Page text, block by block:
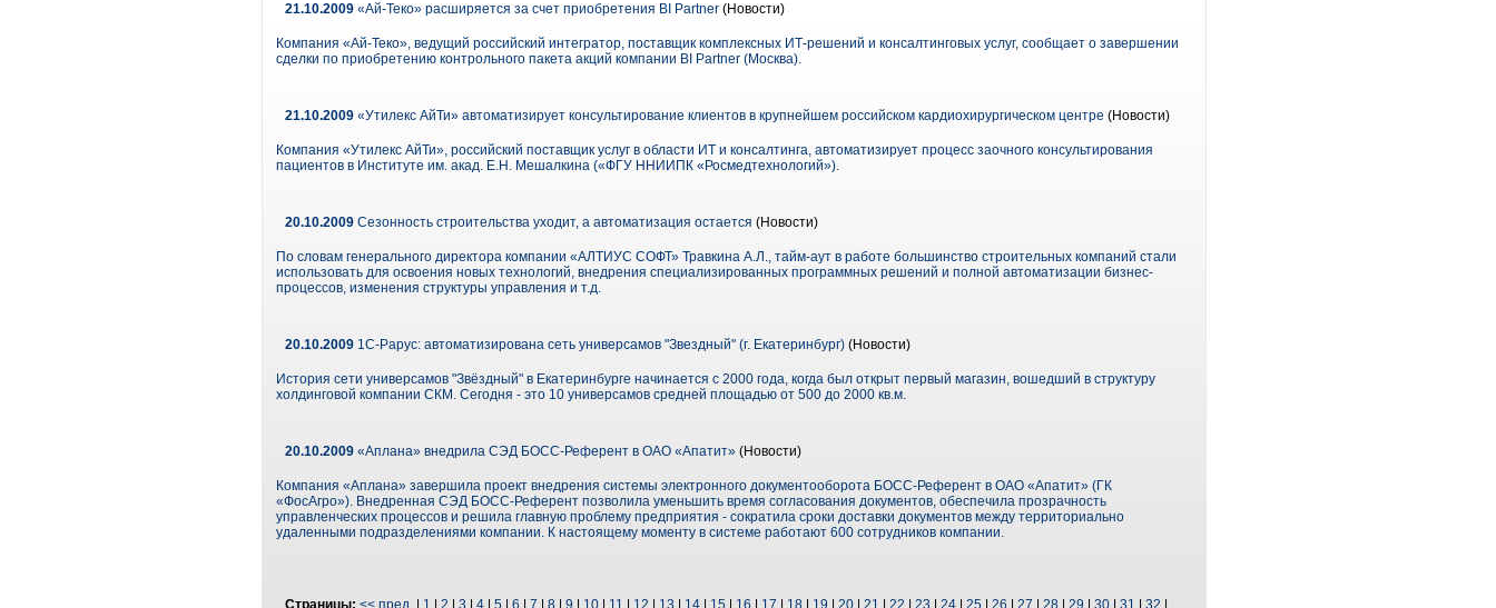
21.10.2009 «Ай-Теко» расширяется за счет приобретения BI Partner (Новости)
Компания «Ай-Теко», ведущий российский интегратор, поставщик комплексных ИТ-решений и консалтинговых услуг, сообщает о завершении
сделки по приобретению контрольного пакета акций компании BI Partner (Москва).
21.10.2009 «Утилекс АйТи» автоматизирует консультирование клиентов в крупнейшем российском кардиохирургическом центре (Новости)
Компания «Утилекс АйТи», российский поставщик услуг в области ИТ и консалтинга, автоматизирует процесс заочного консультирования
пациентов в Институте им. акад. Е.Н. Мешалкина («ФГУ ННИИПК «Росмедтехнологий»).
20.10.2009 Сезонность строительства уходит, а автоматизация остается (Новости)
По словам генерального директора компании «АЛТИУС СОФТ» Травкина А.Л., тайм-аут в работе большинство строительных компаний стали
использовать для освоения новых технологий, внедрения специализированных программных решений и полной автоматизации бизнес-
процессов, изменения структуры управления и т.д.
20.10.2009 1С-Рарус: автоматизирована сеть универсамов "Звездный" (г. Екатеринбург) (Новости)
История сети универсамов "Звёздный" в Екатеринбурге начинается с 2000 года, когда был открыт первый магазин, вошедший в структуру
холдинговой компании СКМ. Сегодня - это 10 универсамов средней площадью от 500 до 2000 кв.м.
20.10.2009 «Аплана» внедрила СЭД БОСС-Референт в ОАО «Апатит» (Новости)
Компания «Аплана» завершила проект внедрения системы электронного документооборота БОСС-Референт в ОАО «Апатит» (ГК
«ФосАгро»). Внедренная СЭД БОСС-Референт позволила уменьшить время согласования документов, обеспечила прозрачность
управленческих процессов и решила главную проблему предприятия - сократила сроки доставки документов между территориально
удаленными подразделениями компании. К настоящему моменту в системе работают 600 сотрудников компании.
Страницы: << пред. 1 2 3 4 5 6 7 8 9 10 11 12 13 14 15 16 17 18 19 20 21 22 23 24 25 26 27 28 29 30 31 32